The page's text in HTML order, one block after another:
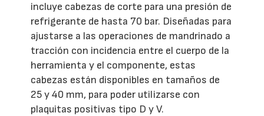
incluye cabezas de corte para una presión de
refrigerante de hasta 70 bar. Diseñadas para
ajustarse a las operaciones de mandrinado a
tracción con incidencia entre el cuerpo de la
herramienta y el componente, estas
cabezas están disponibles en tamaños de
25 y 40 mm, para poder utilizarse con
plaquitas positivas tipo D y V.